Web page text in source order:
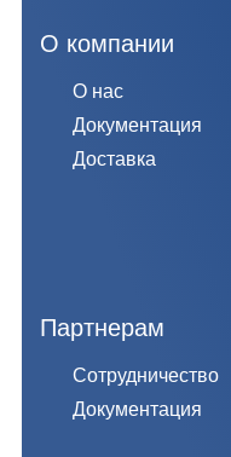
О компании
О нас
Документация
Доставка
Партнерам
Сотрудничество
Документация